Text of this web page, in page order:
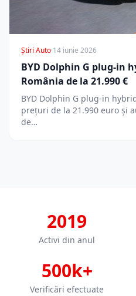
Știri Auto·14 iunie 2026
BYD Dolphin G plug-in
România de la 21.990 €
BYD Dolphin G plug-in
prețuri de la 21.990 euro și
de…
2019
Activi din anul
500k+
Verificări efectuate